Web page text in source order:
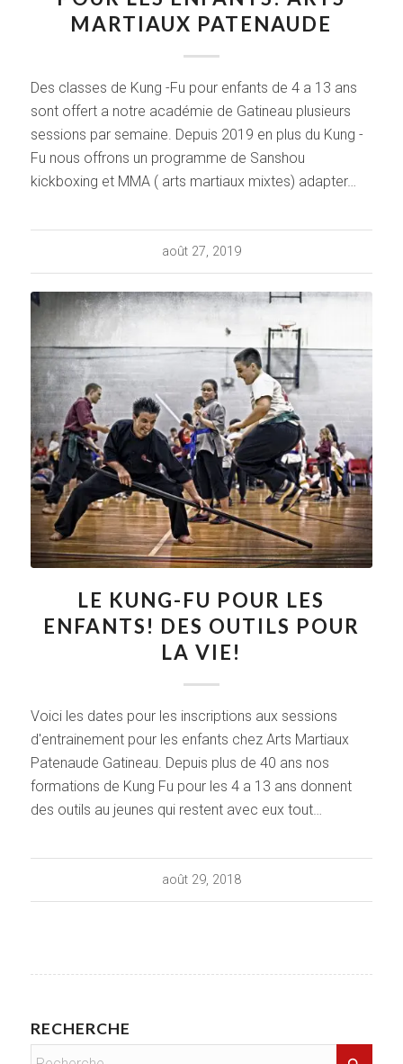
MARTIAUX PATENAUDE
Des classes de Kung -Fu pour enfants de 4 a 13 ans
sont offert a notre académie de Gatineau plusieurs
sessions par semaine. Depuis 2019 en plus du Kung -
Fu nous offrons un programme de Sanshou
kickboxing et MMA ( arts martiaux mixtes) adapter…
août 27, 2019
LE KUNG-FU POUR LES
ENFANTS! DES OUTILS POUR
LA VIE!
Voici les dates pour les inscriptions aux sessions
d'entrainement pour les enfants chez Arts Martiaux
Patenaude Gatineau. Depuis plus de 40 ans nos
formations de Kung Fu pour les 4 a 13 ans donnent
des outils au jeunes qui restent avec eux tout…
août 29, 2018
RECHERCHE